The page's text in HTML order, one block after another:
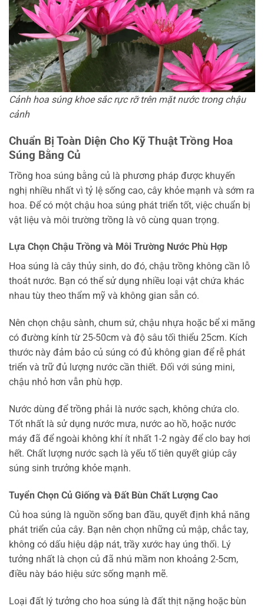
Cảnh hoa súng khoe sắc rực rỡ trên mặt nước trong chậu
cảnh
Chuẩn Bị Toàn Diện Cho Kỹ Thuật Trồng Hoa
Súng Bằng Củ
Trồng hoa súng bằng củ là phương pháp được khuyến
nghị nhiều nhất vì tỷ lệ sống cao, cây khỏe mạnh và sớm ra
hoa. Để có một chậu hoa súng phát triển tốt, việc chuẩn bị
vật liệu và môi trường trồng là vô cùng quan trọng.
Lựa Chọn Chậu Trồng và Môi Trường Nước Phù Hợp
Hoa súng là cây thủy sinh, do đó, chậu trồng không cần lỗ
thoát nước. Bạn có thể sử dụng nhiều loại vật chứa khác
nhau tùy theo thẩm mỹ và không gian sẵn có.
Nên chọn chậu sành, chum sứ, chậu nhựa hoặc bể xi măng
có đường kính từ 25-50cm và độ sâu tối thiểu 25cm. Kích
thước này đảm bảo củ súng có đủ không gian để rễ phát
triển và trữ đủ lượng nước cần thiết. Đối với súng mini,
chậu nhỏ hơn vẫn phù hợp.
Nước dùng để trồng phải là nước sạch, không chứa clo.
Tốt nhất là sử dụng nước mưa, nước ao hồ, hoặc nước
máy đã để ngoài không khí ít nhất 1-2 ngày để clo bay hơi
hết. Chất lượng nước sạch là yếu tố tiên quyết giúp cây
súng sinh trưởng khỏe mạnh.
Tuyển Chọn Củ Giống và Đất Bùn Chất Lượng Cao
Củ hoa súng là nguồn sống ban đầu, quyết định khả năng
phát triển của cây. Bạn nên chọn những củ mập, chắc tay,
không có dấu hiệu dập nát, trầy xước hay úng thối. Lý
tưởng nhất là chọn củ đã nhú mầm non khoảng 2-5cm,
điều này báo hiệu sức sống mạnh mẽ.
Loại đất lý tưởng cho hoa súng là đất thịt nặng hoặc bùn